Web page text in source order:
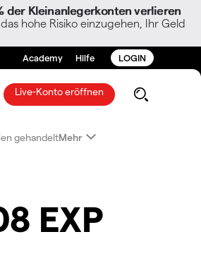
der Kleinanlegerkonten verlieren
hohe Risiko einzugehen, Ihr Geld
Academy Hilfe LOGIN
Live-Konto eröffnen
gehandeltMehr
EXP